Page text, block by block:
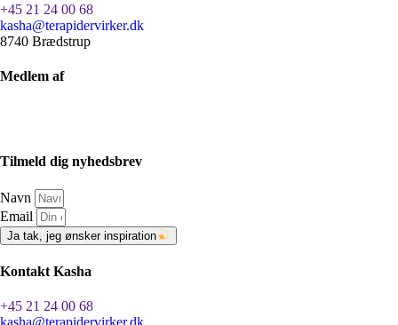
+45 21 24 00 68
kasha@terapidervirker.dk
8740 Brædstrup
Medlem af
Tilmeld dig nyhedsbrev
Navn
Email
Ja tak, jeg ønsker inspiration
Kontakt Kasha
+45 21 24 00 68